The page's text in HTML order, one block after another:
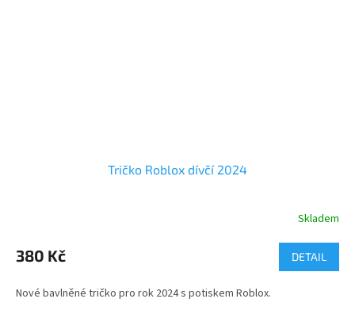
Tričko Roblox dívčí 2024
produktu
je
z
Skladem
380 Kč DETAIL
Nové bavlněné tričko pro rok 2024 s potiskem Roblox.